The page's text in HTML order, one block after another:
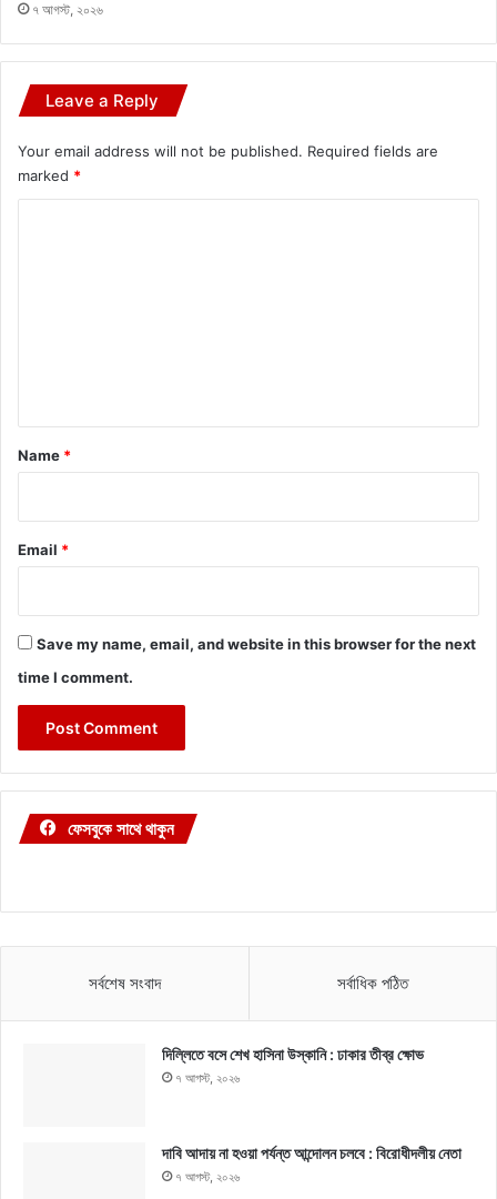
৭ আগস্ট, ২০২৬
Leave a Reply
Your email address will not be published. Required fields are
marked *
*
Name *
Email *
Save my name, email, and website in this browser for the next
time I comment.
ফেসবুকে সাথে থাকুন
সর্বশেষ সংবাদ সর্বাধিক পঠিত
দিল্লিতে বসে শেখ হাসিনা উস্কানি : ঢাকার তীব্র ক্ষোভ
৭ আগস্ট, ২০২৬
দাবি আদায় না হওয়া পর্যন্ত আন্দোলন চলবে : বিরোধীদলীয় নেতা
৭ আগস্ট, ২০২৬